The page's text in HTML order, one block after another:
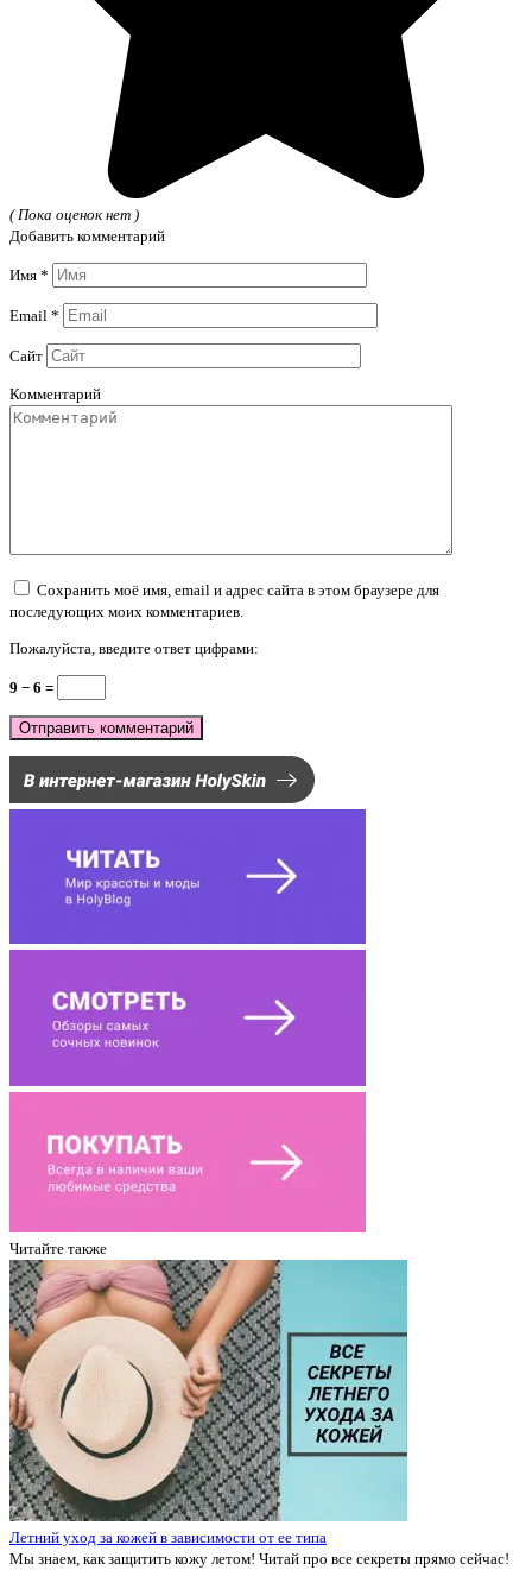
( Пока оценок нет )
Добавить комментарий
Имя *
Email *
Сайт
Комментарий
Сохранить моё имя, email и адрес сайта в этом браузере для
последующих моих комментариев.
Пожалуйста, введите ответ цифрами:
9 − 6 =
Читайте также
Летний уход за кожей в зависимости от ее типа
Мы знаем, как защитить кожу летом! Читай про все секреты прямо сейчас!